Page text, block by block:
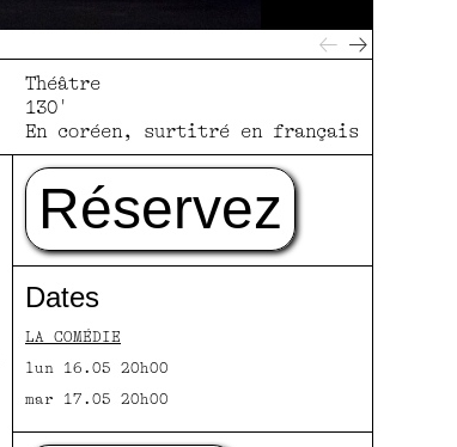
Théâtre
130'
En coréen, surtitré en français
Réservez
Dates
LA COMÉDIE
lun 16.05 20h00
mar 17.05 20h00